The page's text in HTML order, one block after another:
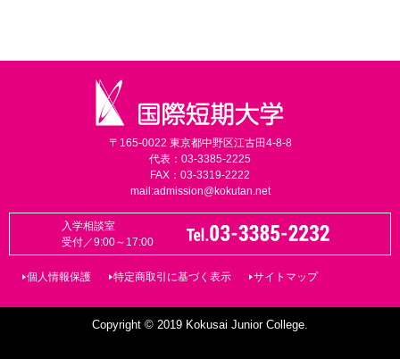
〒165-0022 東京都中野区江古田4-8-8
代表：03-3385-2225
FAX：03-3319-2222
mail:admission@kokutan.net
入学相談室
受付／9:00～17:00
個人情報保護 特定商取引に基づく表示 サイトマップ
Copyright © 2019 Kokusai Junior College.